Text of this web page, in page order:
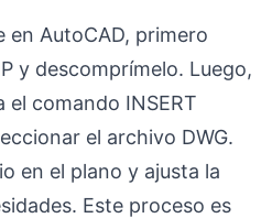
en AutoCAD, primero
y descomprímelo. Luego,
el comando INSERT
el archivo DWG.
en el plano y ajusta la
Este proceso es